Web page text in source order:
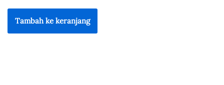
Tambah ke keranjang